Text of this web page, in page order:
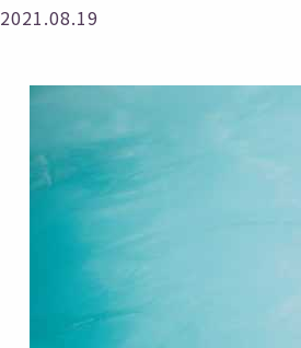
2021.08.19